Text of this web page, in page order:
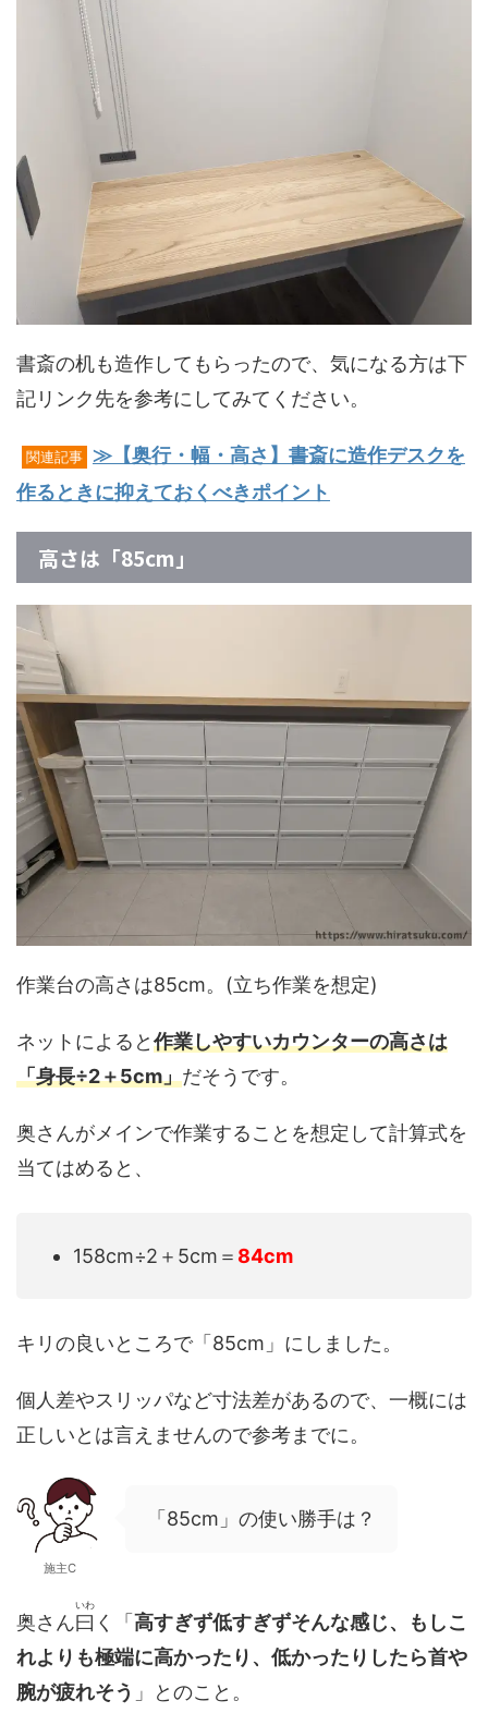
書斎の机も造作してもらったので、気になる方は下
記リンク先を参考にしてみてください。
関連記事
≫【奥行・幅・高さ】書斎に造作デスクを
作るときに抑えておくべきポイント
高さは「85cm」
作業台の高さは85cm。(立ち作業を想定)
ネットによると作業しやすいカウンターの高さは
「身長÷2＋5cm」だそうです。
奥さんがメインで作業することを想定して計算式を
当てはめると、
158cm÷2＋5cm＝ 84cm
キリの良いところで「85cm」にしました。
個人差やスリッパなど寸法差があるので、一概には
正しいとは言えませんので参考までに。
施主C
「85cm」の使い勝手は？
奥さん曰
いわ
く「 高すぎず低すぎずそんな感じ、もしこ
れよりも極端に高かったり、低かったりしたら首や
腕が疲れそう 」とのこと。